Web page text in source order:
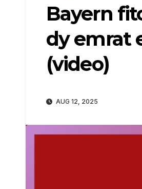
Bayern
dy emrat
(video)
AUG 12, 2025